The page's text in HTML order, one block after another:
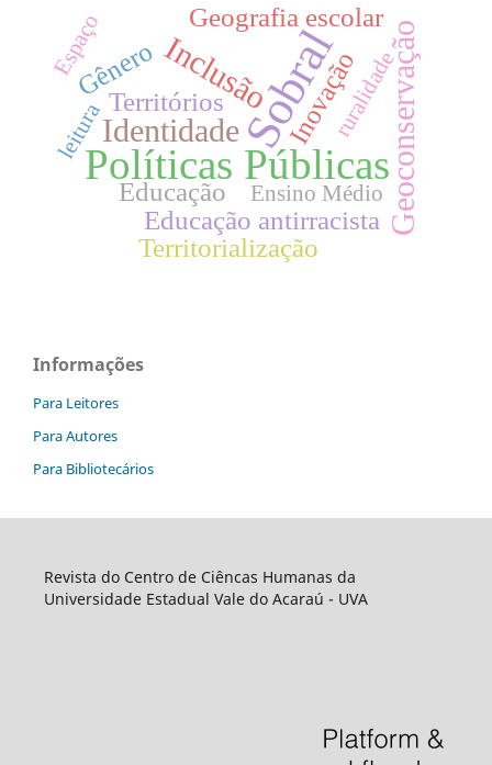
Sobral
Políticas PúblicasGeoconservação
Inclusão
Identidade
Educação
Geografia escolar
Territórios
Gênero
Educação antirracista
Territorialização
Inovaçãoruralidade
leitura
Espaço
Ensino Médio
Informações
Para Leitores
Para Autores
Para Bibliotecários
Revista do Centro de Ciêncas Humanas da
Universidade Estadual Vale do Acaraú - UVA